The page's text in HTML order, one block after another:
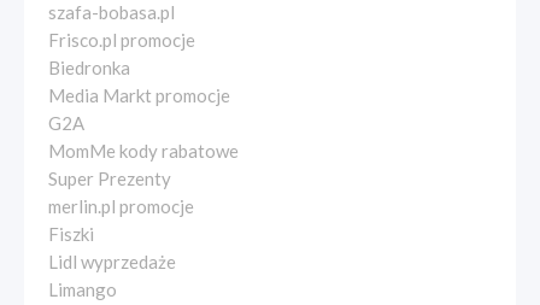
szafa-bobasa.pl
Frisco.pl promocje
Biedronka
Media Markt promocje
G2A
MomMe kody rabatowe
Super Prezenty
merlin.pl promocje
Fiszki
Lidl wyprzedaże
Limango